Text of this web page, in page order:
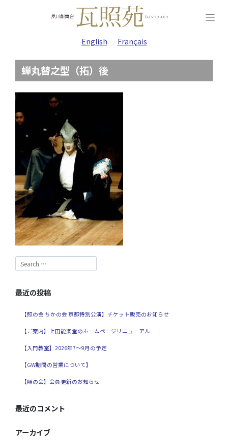
English Français
蝉丸替之型（拓）後
最近の投稿
【照の会 ちかの会 京都特別公演】チケット販売のお知らせ
【ご案内】上田能楽堂のホームページリニューアル
【入門教室】2026年7～9月の予定
【GW期間の営業について】
【照の会】会員更新のお知らせ
最近のコメント
アーカイブ